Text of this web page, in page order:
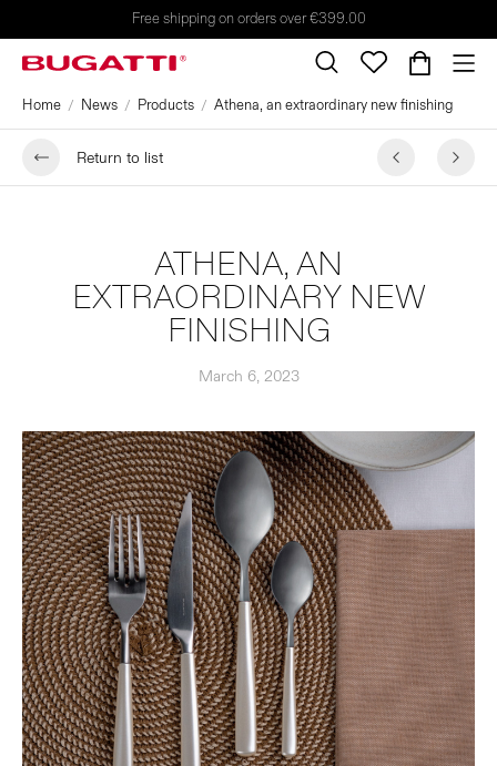
Free shipping on orders over €399.00
Home News Products Athena, an extraordinary new finishing
Return to list
ATHENA, AN
EXTRAORDINARY NEW
FINISHING
March 6, 2023